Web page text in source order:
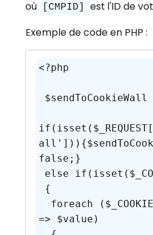
où [CMPID]
est l'ID de
Exemple de code en PHP :
<?php
false;}
=> $value)